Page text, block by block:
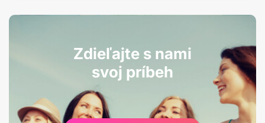
Zdieľajte s nami
svoj príbeh